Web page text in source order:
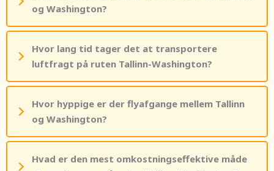
og Washington?
Hvor lang tid tager det at transportere
luftfragt på ruten Tallinn-Washington?
Hvor hyppige er der flyafgange mellem Tallinn
og Washington?
Hvad er den mest omkostningseffektive måde